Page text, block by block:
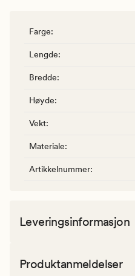
Farge:
Lengde:
Bredde:
Høyde:
Vekt:
Materiale:
Artikkelnummer:
Leveringsinformasjon
Produktanmeldelser